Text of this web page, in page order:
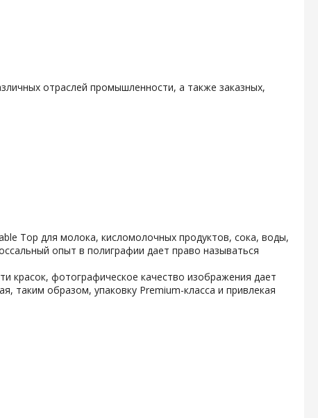
отраслей промышленности, а также заказных,
Top для молока, кисломолочных продуктов, сока, воды,
опыт в полиграфии дает право называться
красок, фотографическое качество изображения дает
таким образом, упаковку Premium-класса и привлекая